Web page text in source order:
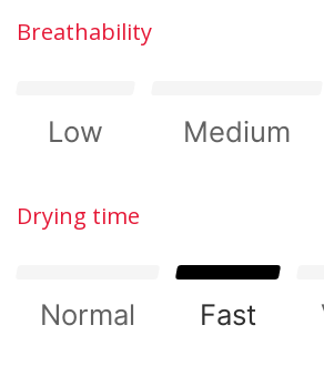
Breathability
Low Medium
Drying time
Normal Fast (Yes)